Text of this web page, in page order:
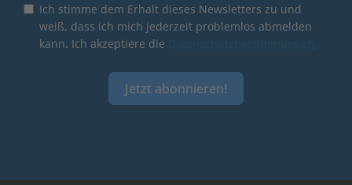
Ich stimme dem Erhalt dieses Newsletters zu und
weiß, dass ich mich jederzeit problemlos abmelden
kann. Ich akzeptiere die
Jetzt abonnieren!